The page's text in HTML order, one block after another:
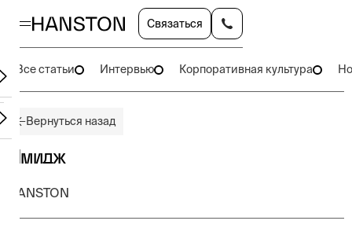
Связаться
Все статьи Интервью Корпоративная культура
Вернуться назад
Имидж
HANSTON